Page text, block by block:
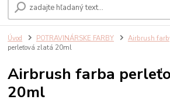
Úvod POTRAVINÁRSKE FARBY Airbrush
perleťová zlatá 20ml
Airbrush farba
20ml